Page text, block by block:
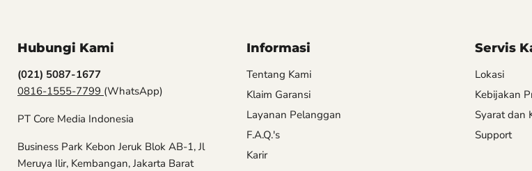
Hubungi Kami
(021) 5087-1677
0816-1555-7799 (WhatsApp)
PT Core Media Indonesia
Business Park Kebon Jeruk Blok AB-1, Jl
Meruya Ilir, Kembangan, Jakarta Barat
Informasi
Tentang Kami
Klaim Garansi
Layanan Pelanggan
F.A.Q.'s
Karir
Servis
Lokasi
Kebijakan
Syarat dan
Support